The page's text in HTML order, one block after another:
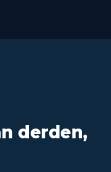
derden,